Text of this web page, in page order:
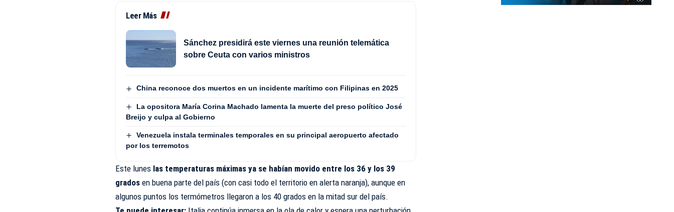
Leer Más
Sánchez presidirá este viernes una reunión telemática
sobre Ceuta con varios ministros
China reconoce dos muertos en un incidente marítimo con Filipinas en 2025
La opositora María Corina Machado lamenta la muerte del preso político José
Breijo y culpa al Gobierno
Venezuela instala terminales temporales en su principal aeropuerto afectado
por los terremotos
Este lunes las temperaturas máximas ya se habían movido entre los 36 y los 39
grados en buena parte del país (con casi todo el territorio en alerta naranja), aunque en
algunos puntos los termómetros llegaron a los 40 grados en la mitad sur del país.